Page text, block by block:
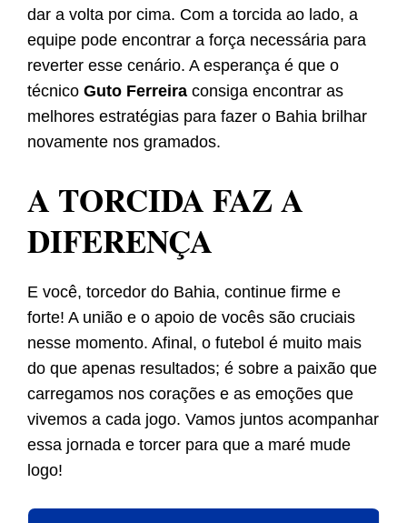
dar a volta por cima. Com a torcida ao lado, a
equipe pode encontrar a força necessária para
reverter esse cenário. A esperança é que o
técnico Guto Ferreira consiga encontrar as
melhores estratégias para fazer o Bahia brilhar
novamente nos gramados.
A TORCIDA FAZ A
DIFERENÇA
E você, torcedor do Bahia, continue firme e
forte! A união e o apoio de vocês são cruciais
nesse momento. Afinal, o futebol é muito mais
do que apenas resultados; é sobre a paixão que
carregamos nos corações e as emoções que
vivemos a cada jogo. Vamos juntos acompanhar
essa jornada e torcer para que a maré mude
logo!